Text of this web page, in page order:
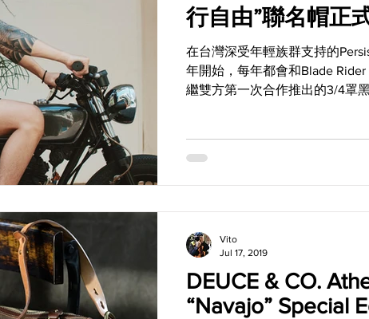
行自由”聯名帽正
在台灣深受年輕族群支持的
年開始，每年都會和Blade
繼雙方第一次合作推出的3/4罩
DEUCE & CO.
“Navajo” Special
Vito
Jul 17, 2019